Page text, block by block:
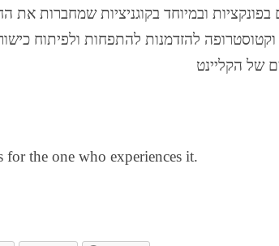
בפונקציות ובמיוחד בקוגניציות שמחברות
להזדמנות להתפחות ולפיתוח
for the one who experiences it.